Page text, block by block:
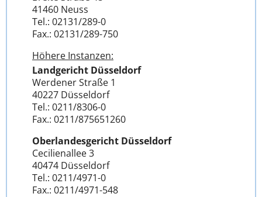
41460 Neuss
Tel.: 02131/289-0
Fax.: 02131/289-750
Höhere Instanzen:
Landgericht Düsseldorf
Werdener Straße 1
40227 Düsseldorf
Tel.: 0211/8306-0
Fax.: 0211/875651260
Oberlandesgericht Düsseldorf
Cecilienallee 3
40474 Düsseldorf
Tel.: 0211/4971-0
Fax.: 0211/4971-548